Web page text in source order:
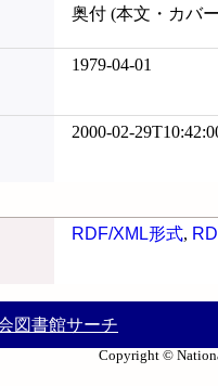
奥付 (本文・カバ
1979-04-01
2000-02-
RDF/XML形式,
図書館サーチ
Copyright ©